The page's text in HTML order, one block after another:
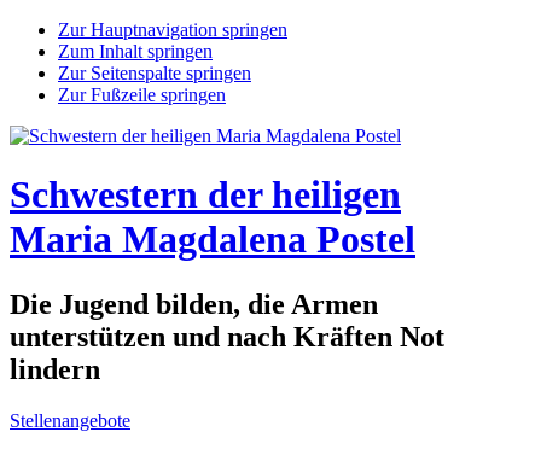
Zur Hauptnavigation springen
Zum Inhalt springen
Zur Seitenspalte springen
Zur Fußzeile springen
Schwestern der heiligen
Maria Magdalena Postel
Die Jugend bilden, die Armen
unterstützen und nach Kräften Not
lindern
Stellenangebote